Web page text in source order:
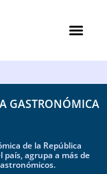
GASTRONÓMICA
de la República
agrupa a más de